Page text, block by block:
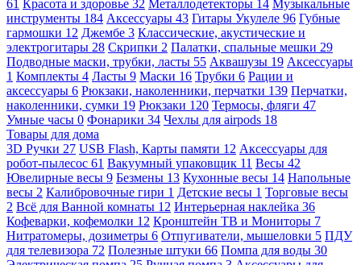
61 Красота и здоровье 32 Металлодетекторы 14 Музыкальные
инструменты 184 Аксессуары 43 Гитары Укулеле 96 Губные
гармошки 12 Джембе 3 Классические, акустические и
электрогитары 28 Скрипки 2 Палатки, спальные мешки 29
Подводные маски, трубки, ласты 55 Аквашузы 19 Аксессуары
1 Комплекты 4 Ласты 9 Маски 16 Трубки 6 Рации и
аксессуары 6 Рюкзаки, наколенники, перчатки 139 Перчатки,
наколенники, сумки 19 Рюкзаки 120 Термосы, фляги 47
Умные часы 0 Фонарики 34 Чехлы для airpods 18
Товары для дома
3D Ручки 27 USB Flash, Карты памяти 12 Аксессуары для
робот-пылесос 61 Вакуумный упаковщик 11 Весы 42
Ювелирные весы 9 Безмены 13 Кухонные весы 14 Напольные
весы 2 Калибровочные гири 1 Детские весы 1 Торговые весы
2 Всё для Ванной комнаты 12 Интерьерная наклейка 36
Кофеварки, кофемолки 12 Кронштейн ТВ и Мониторы 7
Нитратомеры, дозиметры 6 Отпугиватели, мышеловки 5 ПДУ
для телевизора 72 Полезные штуки 66 Помпа для воды 30